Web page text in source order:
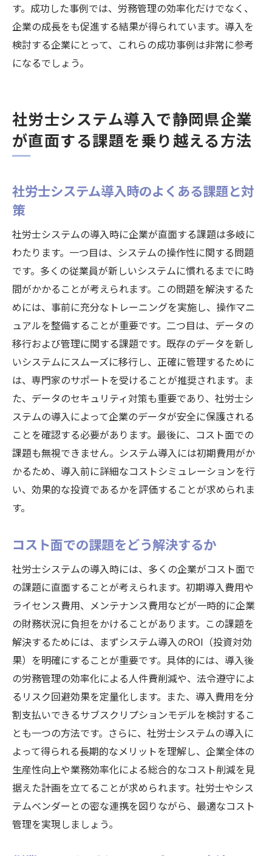
す。成功した事例では、労務管理の効率化だけでなく、
企業の成長をも促進する結果が得られています。導入を
検討する企業にとって、これらの成功事例は非常に参考
になるでしょう。
社労士システム導入で静岡県企業
が直面する課題を乗り越える方法
社労士システム導入時のよくある課題と対
策
社労士システムの導入時に企業が直面する課題は多岐に
わたります。一つ目は、システムの操作性に関する問題
です。多くの従業員が新しいシステムに慣れるまでに時
間がかかることが考えられます。この問題を解決するた
めには、事前に充分なトレーニングを実施し、操作マニ
ュアルを整備することが重要です。二つ目は、データの
移行および管理に関する課題です。既存のデータを新し
いシステムにスムーズに移行し、正確に管理するために
は、専門家のサポートを受けることが推奨されます。ま
た、データのセキュリティ対策も重要であり、社労士シ
ステムの導入によって企業のデータが安全に保護される
ことを確認する必要があります。最後に、コスト面での
課題も無視できません。システム導入には初期費用がか
かるため、導入前に詳細なコストシミュレーションを行
い、効果的な投資であるかを評価することが求められま
す。
コスト面での課題をどう解決するか
社労士システムの導入時には、多くの企業がコスト面で
の課題に直面することが考えられます。初期導入費用や
ライセンス費用、メンテナンス費用などが一時的に企業
の財務状況に負担をかけることがあります。この課題を
解決するためには、まずシステム導入のROI（投資対効
果）を明確にすることが重要です。具体的には、導入後
の労務管理の効率化による人件費削減や、法令遵守によ
るリスク回避効果を定量化します。また、導入費用を分
割支払いできるサブスクリプションモデルを検討するこ
とも一つの方法です。さらに、社労士システムの導入に
よって得られる長期的なメリットを理解し、企業全体の
生産性向上や業務効率化による総合的なコスト削減を見
据えた計画を立てることが求められます。社労士やシス
テムベンダーとの密な連携を図りながら、最適なコスト
管理を実現しましょう。